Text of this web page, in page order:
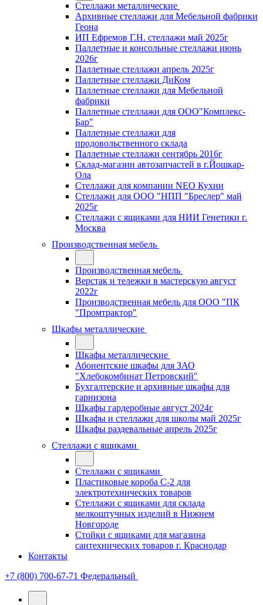
Стеллажи металлические
Архивные стеллажи для Мебельной фабрики
Геона
ИП Ефремов Г.Н. стеллажи май 2025г
Паллетные и консольные стеллажи июнь
2026г
Паллетные стеллажи апрель 2025г
Паллетные стеллажи ДиКом
Паллетные стеллажи для Мебельной
фабрики
Паллетные стеллажи для ООО"Комплекс-
Бар"
Паллетные стеллажи для
продовольственного склада
Паллетные стеллажи сентябрь 2016г
Склад-магазин автозапчастей в г.Йошкар-
Ола
Стеллажи для компании NEO Кухни
Стеллажи для ООО "НПП "Бреслер" май
2025г
Стеллажи с ящиками для НИИ Генетики г.
Москва
Производственная мебель
Производственная мебель
Верстак и тележки в мастерскую август
2022г
Производственная мебель для ООО "ПК
"Промтрактор"
Шкафы металлические
Шкафы металлические
Абонентские шкафы для ЗАО
"Хлебокомбинат Петровский"
Бухгалтерские и архивные шкафы для
гарнизона
Шкафы гардеробные август 2024г
Шкафы и стеллажи для школы май 2025г
Шкафы раздевальные апрель 2025г
Стеллажи с ящиками
Стеллажи с ящиками
Пластиковые короба С-2 для
электротехнических товаров
Стеллажи с ящиками для склада
мелкоштучных изделий в Нижнем
Новгороде
Стойки с ящиками для магазина
сантехнических товаров г. Краснодар
Контакты
+7 (800) 700-67-71 Федеральный